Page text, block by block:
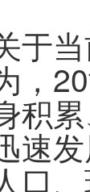
当
，
积
速
口